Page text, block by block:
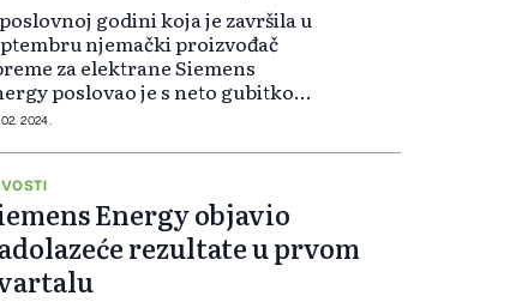
godini koja je završila u
njemački proizvođač
za elektrane Siemens
poslovao je s neto gubitkom
4.6 milijardi eura zbog problema
problema detektovana je kod
2024.
Energy objavio
rezultate u prvom